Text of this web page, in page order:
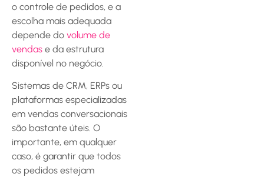
o controle de pedidos, e a
escolha mais adequada
depende do volume de
vendas e da estrutura
disponível no negócio.
Sistemas de CRM, ERPs ou
plataformas especializadas
em vendas conversacionais
são bastante úteis. O
importante, em qualquer
caso, é garantir que todos
os pedidos estejam